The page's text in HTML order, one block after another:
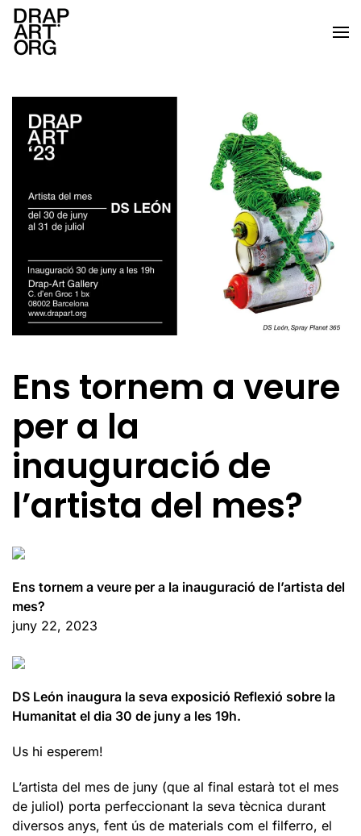
Ir al contenido principal
Ens tornem a veure
per a la
inauguració de
l’artista del mes?
Ens tornem a veure per a la inauguració de l’artista del
mes?
juny 22, 2023
DS León inaugura la seva exposició Reflexió sobre la
Humanitat el dia 30 de juny a les 19h.
Us hi esperem!
L’artista del mes de juny (que al final estarà tot el mes
de juliol) porta perfeccionant la seva tècnica durant
diversos anys, fent ús de materials com el filferro, el